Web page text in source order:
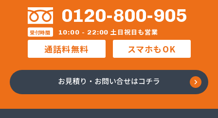
三愛オブリガス東日本株式会社 栃木支店 宇都宮
営業所/卸売課
三柴正雄商店
三田岱治商店
氏家高圧ガス保安センター
小篠酸素株式会社
0120-800-905
受付時間 10:00 - 22:00 土日祝日も営業
通話料無料 スマホもOK
お見積り・お問い合せはコチラ